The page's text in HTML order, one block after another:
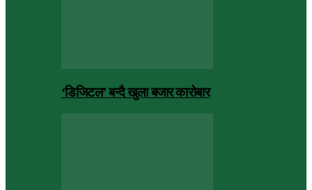
‘डिजिटल’ बन्दै खुला बजार कारोबार